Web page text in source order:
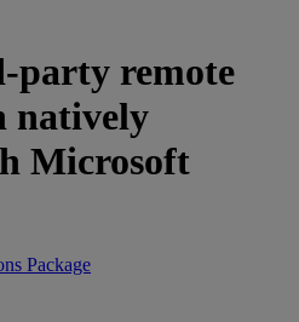
party remote
natively
Microsoft
Package